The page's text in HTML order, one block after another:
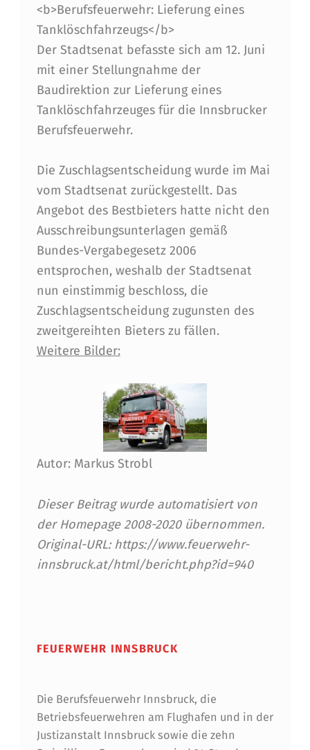
S
E
N
A
T
:
L
I
E
F
E
R
U
N
G
E
T
L
F
E
B
<b>Berufsfeuerwehr: Lieferung eines
Tanklöschfahrzeugs</b>
Der Stadtsenat befasste sich am 12. Juni
mit einer Stellungnahme der
Baudirektion zur Lieferung eines
Tanklöschfahrzeuges für die Innsbrucker
Berufsfeuerwehr.
Die Zuschlagsentscheidung wurde im Mai
vom Stadtsenat zurückgestellt. Das
Angebot des Bestbieters hatte nicht den
Ausschreibungsunterlagen gemäß
Bundes-Vergabegesetz 2006
entsprochen, weshalb der Stadtsenat
nun einstimmig beschloss, die
Zuschlagsentscheidung zugunsten des
zweitgereihten Bieters zu fällen.
Weitere Bilder:
Autor: Markus Strobl
Dieser Beitrag wurde automatisiert von
der Homepage 2008-2020 übernommen.
Original-URL: https://www.feuerwehr-
innsbruck.at/html/bericht.php?id=940
FEUERWEHR INNSBRUCK
Die Berufsfeuerwehr Innsbruck, die
Betriebsfeuerwehren am Flughafen und in der
Justizanstalt Innsbruck sowie die zehn